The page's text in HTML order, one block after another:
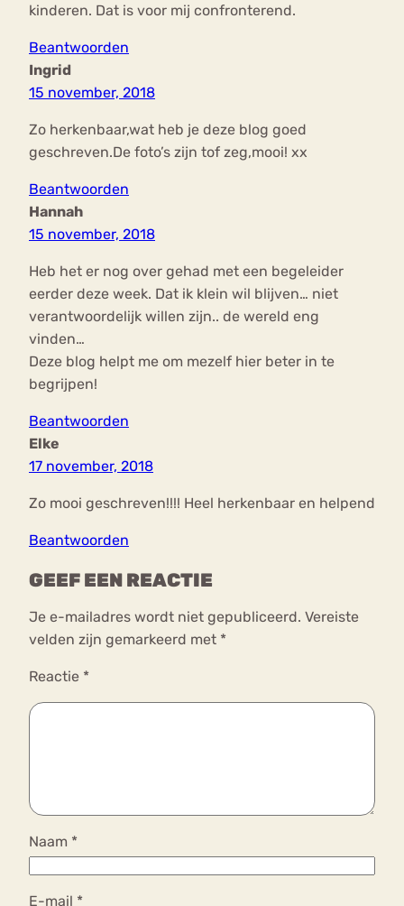
kinderen. Dat is voor mij confronterend.
Beantwoorden
Ingrid
15 november, 2018
Zo herkenbaar,wat heb je deze blog goed
geschreven.De foto’s zijn tof zeg,mooi! xx
Beantwoorden
Hannah
15 november, 2018
Heb het er nog over gehad met een begeleider
eerder deze week. Dat ik klein wil blijven… niet
verantwoordelijk willen zijn.. de wereld eng
vinden…
Deze blog helpt me om mezelf hier beter in te
begrijpen!
Beantwoorden
Elke
17 november, 2018
Zo mooi geschreven!!!! Heel herkenbaar en helpend
Beantwoorden
GEEF EEN REACTIE
Je e-mailadres wordt niet gepubliceerd. Vereiste
velden zijn gemarkeerd met *
Reactie *
Naam *
E-mail *